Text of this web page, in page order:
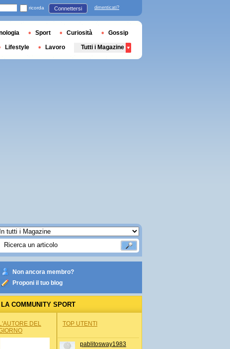
Non ancora membro?
Proponi il tuo blog
LA COMMUNITY SPORT
L'AUTORE DEL
TOP UTENTI
pablitosway1983
ricorda Connettersi dimenticati?
Sport Curiosità Gossip
Lifestyle Lavoro Tutti i Magazine